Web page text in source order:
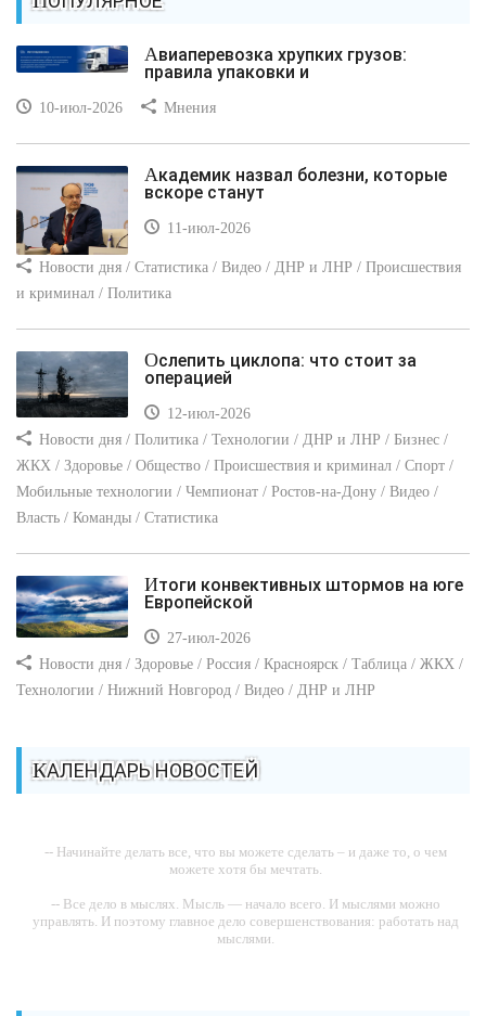
Авиаперевозка хрупких грузов:
правила упаковки и
10-июл-2026 Мнения
Академик назвал болезни, которые
вскоре станут
11-июл-2026
Новости дня / Статистика / Видео / ДНР и ЛНР / Происшествия
и криминал / Политика
Ослепить циклопа: что стоит за
операцией
12-июл-2026
Новости дня / Политика / Технологии / ДНР и ЛНР / Бизнес /
ЖКХ / Здоровье / Общество / Происшествия и криминал / Спорт /
Мобильные технологии / Чемпионат / Ростов-на-Дону / Видео /
Власть / Команды / Статистика
Итоги конвективных штормов на юге
Европейской
27-июл-2026
Новости дня / Здоровье / Россия / Красноярск / Таблица / ЖКХ /
Технологии / Нижний Новгород / Видео / ДНР и ЛНР
КАЛЕНДАРЬ НОВОСТЕЙ
-- Начинайте делать все, что вы можете сделать – и даже то, о чем
можете хотя бы мечтать.
-- Все дело в мыслях. Мысль — начало всего. И мыслями можно
управлять. И поэтому главное дело совершенствования: работать над
мыслями.